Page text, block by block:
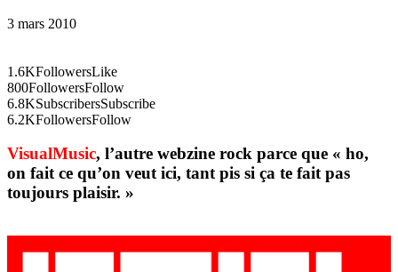
3 mars 2010
1.6KFollowersLike
800FollowersFollow
6.8KSubscribersSubscribe
6.2KFollowersFollow
VisualMusic, l’autre webzine rock parce que « ho,
on fait ce qu’on veut ici, tant pis si ça te fait pas
toujours plaisir. »